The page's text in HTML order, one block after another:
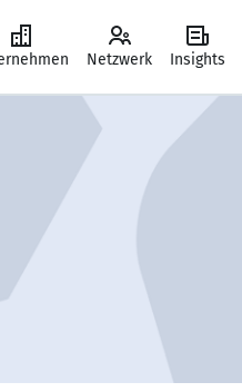
Netzwerk Insights